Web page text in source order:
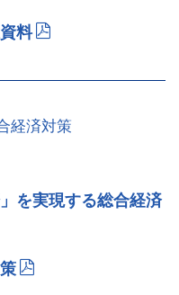
料
経済対策
を実現する総合経済